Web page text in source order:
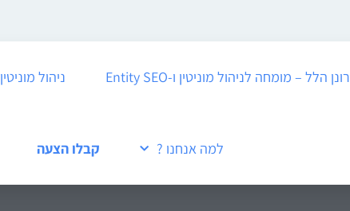
רונן הלל – מומחה לניהול מוניטין ו-Entity SEO ניהול מוניטין
למה אנחנו ? קבלו הצעה